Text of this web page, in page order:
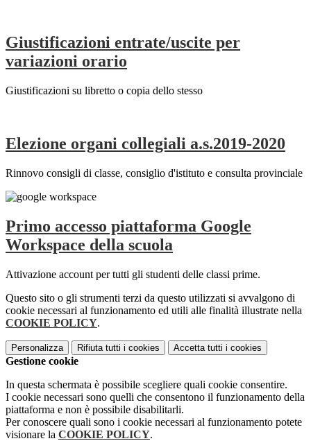
Giustificazioni entrate/uscite per
variazioni orario
Giustificazioni su libretto o copia dello stesso
Elezione organi collegiali a.s.2019-2020
Rinnovo consigli di classe, consiglio d'istituto e consulta provinciale
Primo accesso piattaforma Google
Workspace della scuola
Attivazione account per tutti gli studenti delle classi prime.
Questo sito o gli strumenti terzi da questo utilizzati si avvalgono di
cookie necessari al funzionamento ed utili alle finalità illustrate nella
COOKIE POLICY.
Personalizza Rifiuta tutti i cookies Accetta tutti i cookies
Gestione cookie
In questa schermata è possibile scegliere quali cookie consentire.
I cookie necessari sono quelli che consentono il funzionamento della
piattaforma e non è possibile disabilitarli.
Per conoscere quali sono i cookie necessari al funzionamento potete
visionare la COOKIE POLICY.